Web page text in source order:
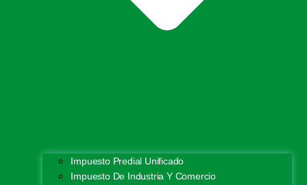
Impuesto Predial Unificado
Impuesto De Industria Y Comercio